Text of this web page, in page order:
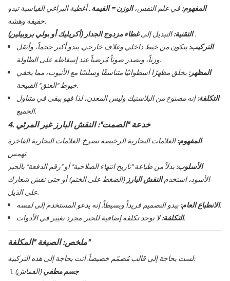
المفهوم:في علم النفس،الوزن = القيمة. أغطية البراغي القياسية تبدو
خفيفة وهشة.
التقنية:التبديل إلىغطاء مزدوج الجدار (أكريليك أو بولي بروبيلين)
.
التركيب:يتكون من خيط داخلي وغلاف خارجي. يبدو أكبر حجماً، وأثقل
وزناً، ويصدر صوتاً مُرضياً عند إسقاطه على الطاولة.
المظهر:يخلق مظهرًا أسطوانيًا متناسقًا وسلسًا مع الأنبوب، مما يخفي
خيوط "العنق" القبيحة.
التكلفة:إنه مصنوع من البلاستيك وليس المعدن، لذا فهو يبقى في متناول
الجميع.
4. خدعة "الصمت": النقش البارز غير المرئي
المفهوم:العلامات التجارية الرخيصة تصرخ. العلامات التجارية الفاخرة
تهمس.
الأسلوب:بدلاً من طباعة "تاريخ انتهاء الصلاحية" أو "رقم الدفعة" بالحبر
الأسود، استخدمالنقش البارز(الضغط على الختم) أو حتى نقش شعارك
على الذيل.
الانطباع العام:يبدو التصميم فريداً وبسيطاً. إنه يدعو المستخدم إلى لمسه.
التكلفة:لا توجد تكلفة إضافية للحبر. مجرد تغيير في الأدوات.
ملخص: الصيغة "المكلفة"
لست بحاجة إلى قالب مُصمّم خصيصاً. أنت بحاجة إلى هذه التركيبة:
جسم مطفي(القماش)